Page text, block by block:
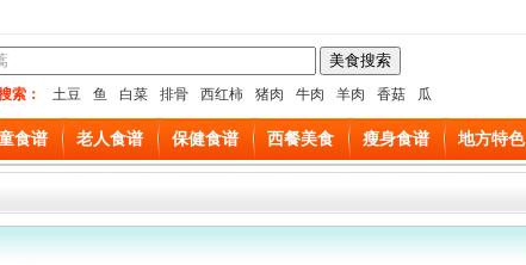
索： 土豆 鱼 白菜 排骨 西红柿 猪肉 牛肉 羊肉 香菇 瓜
食谱 老人食谱 保健食谱 西餐美食 瘦身食谱 地方特色